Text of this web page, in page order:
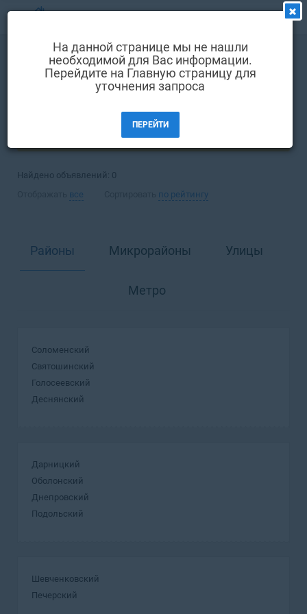
Выбрать язык
Вход и регистрация
Комментарии к объявления
Как добавить объявление
Аренда Комната
ФИЛЬТРЫ (1)
Найдено объявлений: 0
все по рейтингу
Районы Микрорайоны Улицы
Метро
Соломенский
Святошинский
Голосеевский
Деснянский
Дарницкий
Оболонский
Днепровский
Подольский
Шевченковский
Печерский
На данной странице мы не нашли
необходимой для Вас информации.
Перейдите на Главную страницу для
уточнения запроса
ПЕРЕЙТИ